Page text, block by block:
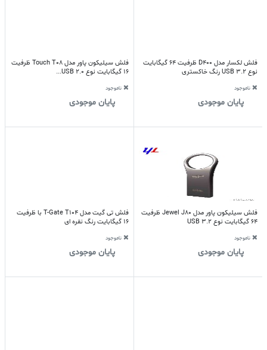
فلش لکسار مدل D400 ظرفیت 64 گیگابایت
نوع USB 3.2 رنگ خاکستری
ناموجود
پایان موجودی
فلش سیلیکون پاور مدل Touch T08 ظرفیت
16 گیگابایت نوع USB 2.0...
ناموجود
پایان موجودی
فلش سیلیکون پاور مدل Jewel J80 ظرفیت
64 گیگابایت نوع USB 3.2
ناموجود
پایان موجودی
فلش تی گیت مدل T-Gate T104 با ظرفیت
16 گیگابایت رنگ نقره ای
ناموجود
پایان موجودی